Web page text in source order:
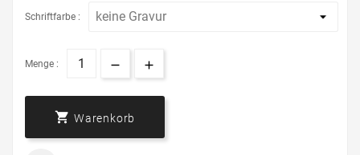
Schriftfarbe :
Menge :
 Warenkorb